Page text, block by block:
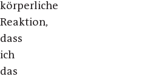
körperliche
Reaktion,
dass
ich
das